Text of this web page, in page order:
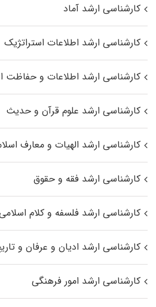
کارشناسی ارشد آماد
کارشناسی ارشد اطلاعات استراتژیک
کارشناسی ارشد اطلاعات و حفاظت
کارشناسی ارشد علوم قرآن و حدیث
کارشناسی ارشد الهیات و معارف
کارشناسی ارشد فقه و حقوق
کارشناسی ارشد فلسفه و کلام
کارشناسی ارشد ادیان و عرفان و
کارشناسی ارشد امور فرهنگی